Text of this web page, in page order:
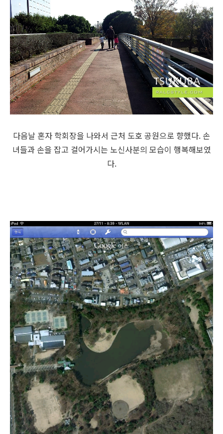
다음날 혼자 학회장을 나와서 근처 도호 공원으로 향했다. 손
녀들과 손을 잡고 걸어가시는 노신사분의 모습이 행복해보였
다.